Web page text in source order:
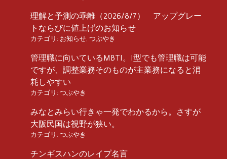
理解と予測の乖離（2026/8/7） アップグレー
トならびに値上げのお知らせ
カテゴリ: お知らせ, つぶやき
管理職に向いているMBTI。I型でも管理職は可能
ですが、調整業務そのものが主業務になると消
耗しやすい
カテゴリ: つぶやき
みなとみらい行きゃ一発でわかるから。さすが
大阪民国は視野が狭い。
カテゴリ: つぶやき
チンギスハンのレイプ名言